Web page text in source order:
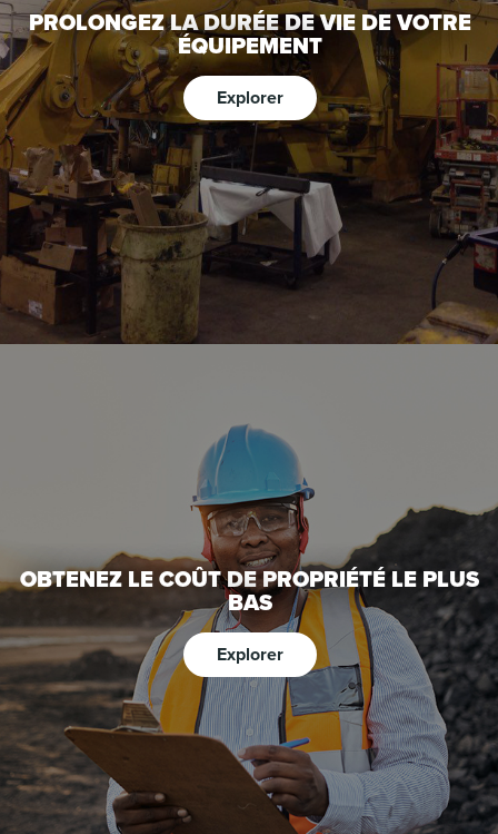
PROLONGEZ LA DURÉE DE VIE DE VOTRE
ÉQUIPEMENT
Explorer
OBTENEZ LE COÛT DE PROPRIÉTÉ LE PLUS
BAS
Explorer